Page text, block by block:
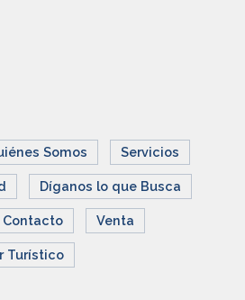
Somos Servicios
Díganos lo que Busca
Contacto Venta
Turístico